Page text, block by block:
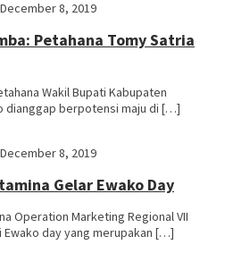
December 8, 2019
Petahana Tomy Satria
Wakil Bupati Kabupaten
dianggap berpotensi maju di […]
December 8, 2019
Gelar Ewako Day
Operation Marketing Regional VII
day yang merupakan […]